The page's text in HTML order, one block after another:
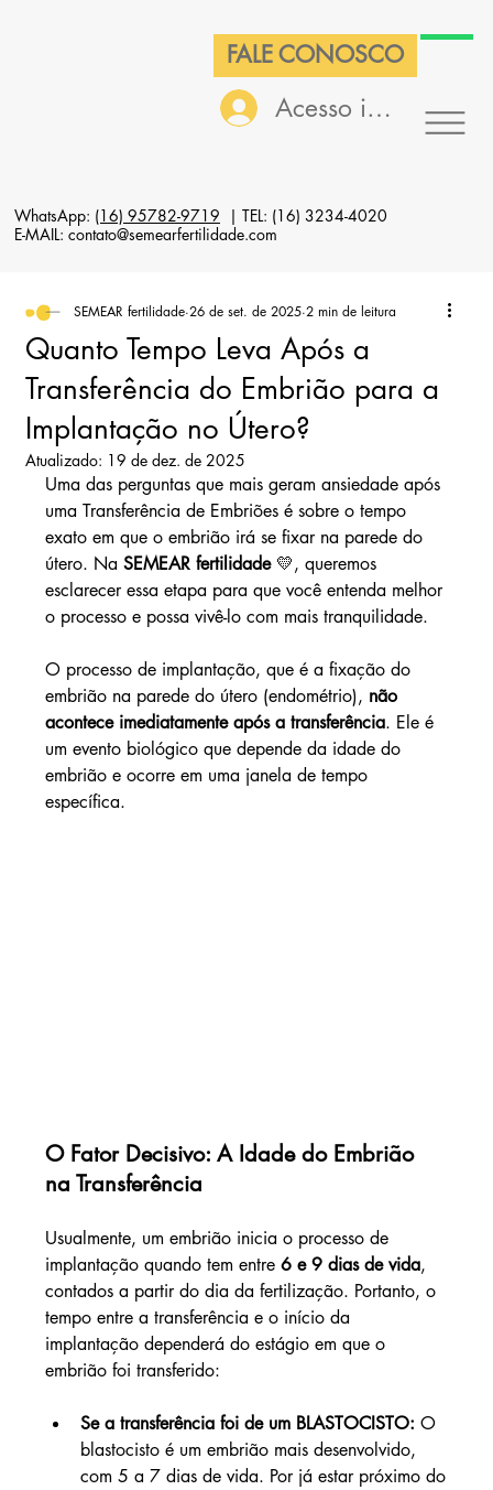
FALE CONOSCO
Acesso interno
WhatsApp: (16) 95782-9719 | TEL: (16) 3234-4020
E-MAIL: contato@semearfertilidade.com
Quanto Tempo Leva Após a
Transferência do Embrião para a
Implantação no Útero?
SEMEAR fertilidade 26 de set. de 2025 2 min de leitura
Atualizado: 19 de dez. de 2025
Uma das perguntas que mais geram ansiedade após
uma Transferência de Embriões é sobre o tempo
exato em que o embrião irá se fixar na parede do
útero. Na SEMEAR fertilidade 💛, queremos
esclarecer essa etapa para que você entenda melhor
o processo e possa vivê-lo com mais tranquilidade.
O processo de implantação, que é a fixação do
embrião na parede do útero (endométrio), não
acontece imediatamente após a transferência. Ele é
um evento biológico que depende da idade do
embrião e ocorre em uma janela de tempo
específica.
O Fator Decisivo: A Idade do Embrião
na Transferência
Usualmente, um embrião inicia o processo de
implantação quando tem entre 6 e 9 dias de vida,
contados a partir do dia da fertilização. Portanto, o
tempo entre a transferência e o início da
implantação dependerá do estágio em que o
embrião foi transferido:
Se a transferência foi de um BLASTOCISTO: O
blastocisto é um embrião mais desenvolvido,
com 5 a 7 dias de vida. Por já estar próximo do